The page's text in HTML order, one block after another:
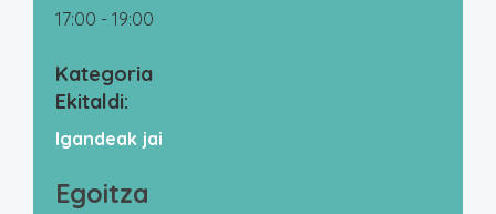
17:00 - 19:00
Kategoria
Ekitaldi:
Igandeak jai
Egoitza